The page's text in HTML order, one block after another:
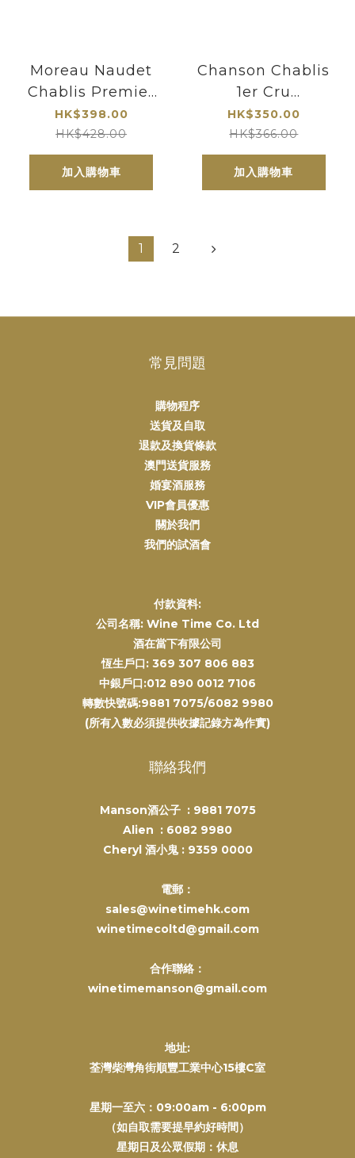
Moreau Naudet
Chablis Premier
Cru Vaillons
Blanc 2022
HK$398.00
HK$428.00
加入購物車
Chanson Chablis
1er Cru
Montmains 2023
| 布根地五大酒商之
一 - Chanson
HK$350.00
HK$366.00
加入購物車
1 2
常見問題
購物程序
送貨及自取
退款及換貨條款
澳門送貨服務
婚宴酒服務
VIP會員優惠
關於我們
我們的試酒會
付款資料:
公司名稱: Wine Time Co. Ltd
酒在當下有限公司
恆生戶口: 369 307 806 883
中銀戶口:012 890 0012 7106
轉數快號碼:9881 7075/6082 9980
(所有入數必須提供收據記錄方為作實)
聯絡我們
Manson酒公子 : 9881 7075
Alien : 6082 9980
Cheryl 酒小鬼 : 9359 0000
電郵：
sales@winetimehk.com
winetimecoltd@gmail.com
合作聯絡：
winetimemanson@gmail.com
地址:
荃灣柴灣角街順豐工業中心15樓C室
星期一至六：09:00am - 6:00pm
（如自取需要提早約好時間）
星期日及公眾假期：休息